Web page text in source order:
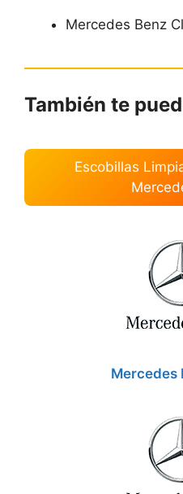
Mercedes Benz
También te
Escobillas
Mercedes